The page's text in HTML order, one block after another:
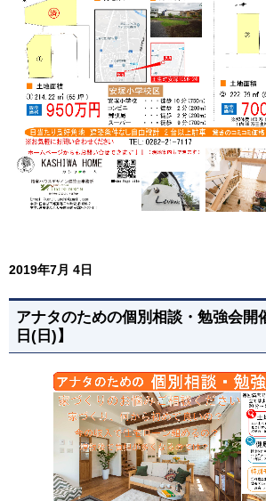
2019年7月 4日
アナタのための個別相談・勉強会開
日(日)】